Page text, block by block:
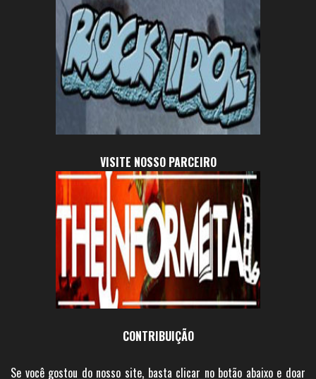
VISITE NOSSO PARCEIRO
CONTRIBUIÇÃO
Se você gostou do nosso site, basta clicar no botão abaixo e doar